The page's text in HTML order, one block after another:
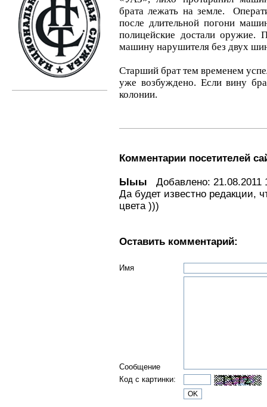
брата лежать на земле.
после длительной погони
полицейские достали оружие.
машину нарушителя без двух
Старший брат тем временем
уже возбуждено. Если вину
колонии.
Комментарии посетителей
Ыыы Добавлено: 21.08.2011
Да будет известно редакции,
цвета )))
Оставить комментарий:
Имя
Сообщение
Код с картинки: